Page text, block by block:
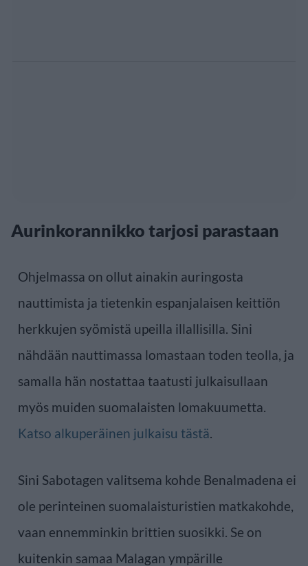
Aurinkorannikko tarjosi parastaan
Ohjelmassa on ollut ainakin auringosta
nauttimista ja tietenkin espanjalaisen keittiön
herkkujen syömistä upeilla illallisilla. Sini
nähdään nauttimassa lomastaan toden teolla, ja
samalla hän nostattaa taatusti julkaisullaan
myös muiden suomalaisten lomakuumetta.
Katso alkuperäinen julkaisu tästä.
Sini Sabotagen valitsema kohde Benalmadena ei
ole perinteinen suomalaisturistien matkakohde,
vaan ennemminkin brittien suosikki. Se on
kuitenkin samaa Malagan ympärille